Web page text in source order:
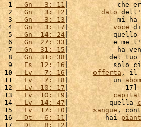
1
  Gn   3: 11
|            che
2
  Gn   3: 12
| dato dell'
3
  Gn   3: 13
|            mi ha
4
  Gn   3: 17
| voce di
5
  Gn  14: 24
|           quello
6
  Gn  27: 33
|           e me
7
  Gn  31: 15
|            ha
8
  Gn  31: 38
|          del tuo
9
  Es  12: 16
|           solo
10
  Lv   7: 16
| offerta , il
11
  Lv   7: 18
|           un
12
  Lv  10: 17
|              17]
13
  Lv  10: 19
|
14
  Lv  14: 47
|          quella
15
  Lv  17: 10
| sangue ,
16
  Dt   6: 11
|         hai
17
  Dt   8: 12
|